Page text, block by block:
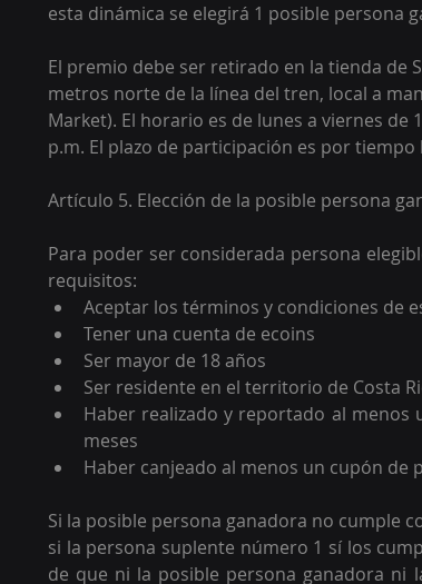
esta dinámica se elegirá 1 posible persona
El premio debe ser retirado en la tienda de
metros norte de la línea del tren, local a
Market). El horario es de lunes a viernes de
p.m. El plazo de participación es por
Artículo 5. Elección de la posible persona
Para poder ser considerada persona
requisitos:
Aceptar los términos y condiciones de
Tener una cuenta de ecoins
Ser mayor de 18 años
Ser residente en el territorio de Costa
Haber realizado y reportado al menos
meses
Haber canjeado al menos un cupón
Si la posible persona ganadora no cumple
si la persona suplente número 1 sí los
de que ni la posible persona ganadora ni